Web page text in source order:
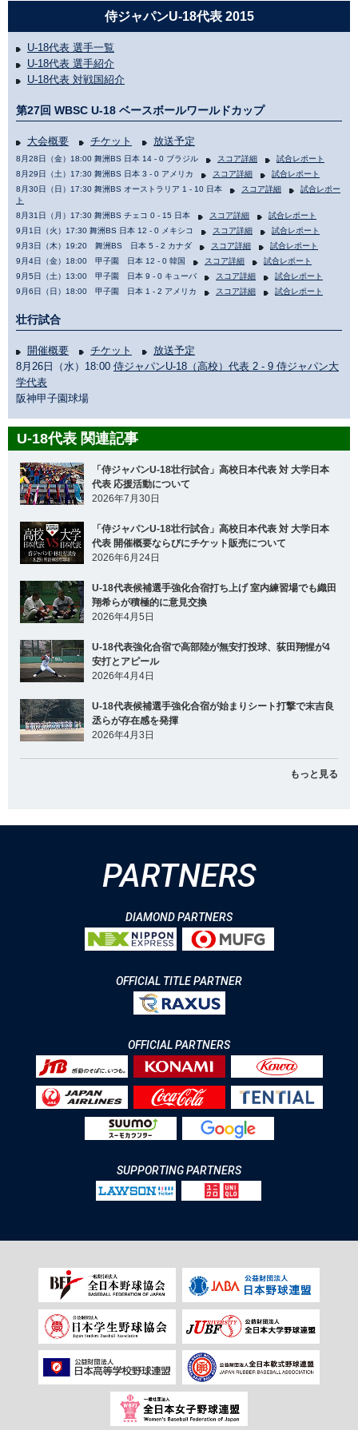
侍ジャパンU-18代表 2015
U-18代表 選手一覧
U-18代表 選手紹介
U-18代表 対戦国紹介
第27回 WBSC U-18 ベースボールワールドカップ
大会概要 チケット 放送予定
8月28日（金）18:00 舞洲BS 日本 14 - 0 ブラジル スコア詳細
試合レポート
8月29日（土）17:30 舞洲BS 日本 3 - 0 アメリカ
スコア詳細
試合レポート
8月30日（日）17:30 舞洲BS オーストラリア 1 - 10 日本
スコア詳細
試合レポー
ト
8月31日（月）17:30 舞洲BS チェコ 0 - 15 日本
スコア詳細
試合レポート
9月1日（火）17:30 舞洲BS 日本 12 - 0 メキシコ
スコア詳細
試合レポート
9月3日（木）19:20 舞洲BS 日本 5 - 2 カナダ
スコア詳細
試合レポート
9月4日（金）18:00 甲子園 日本 12 - 0 韓国
スコア詳細
試合レポート
9月5日（土）13:00 甲子園 日本 9 - 0 キューバ
スコア詳細
試合レポート
9月6日（日）18:00 甲子園 日本 1 - 2 アメリカ
スコア詳細 試合レポート
壮行試合
開催概要 チケット
放送予定
8月26日（水）18:00 侍ジャパンU-18（高校）代表 2 - 9 侍ジャパン大
学代表
阪神甲子園球場
U-18代表 関連記事
「侍ジャパンU-18壮行試合」高校日本代表 対 大学日本
代表 応援活動について
2026年7月30日
「侍ジャパンU-18壮行試合」高校日本代表 対 大学日本
代表 開催概要ならびにチケット販売について
2026年6月24日
U-18代表候補選手強化合宿打ち上げ 室内練習場でも織田
翔希らが積極的に意見交換
2026年4月5日
U-18代表強化合宿で高部陸が無安打投球、荻田翔惺が4
安打とアピール
2026年4月4日
U-18代表候補選手強化合宿が始まりシート打撃で末吉良
丞らが存在感を発揮
2026年4月3日
もっと見る
PARTNERS
DIAMOND PARTNERS
OFFICIAL TITLE PARTNER
OFFICIAL PARTNERS
SUPPORTING PARTNERS